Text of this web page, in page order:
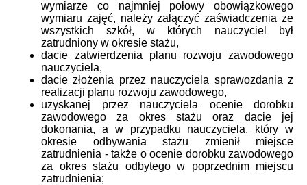
wymiarze co najmniej połowy obowiązkowego
wymiaru zajęć, należy załączyć zaświadczenia ze
wszystkich szkół, w których nauczyciel był
zatrudniony w okresie stażu,
dacie zatwierdzenia planu rozwoju zawodowego
nauczyciela,
dacie złożenia przez nauczyciela sprawozdania z
realizacji planu rozwoju zawodowego,
uzyskanej przez nauczyciela ocenie dorobku
zawodowego za okres stażu oraz dacie jej
dokonania, a w przypadku nauczyciela, który w
okresie odbywania stażu zmienił miejsce
zatrudnienia - także o ocenie dorobku zawodowego
za okres stażu odbytego w poprzednim miejscu
zatrudnienia;